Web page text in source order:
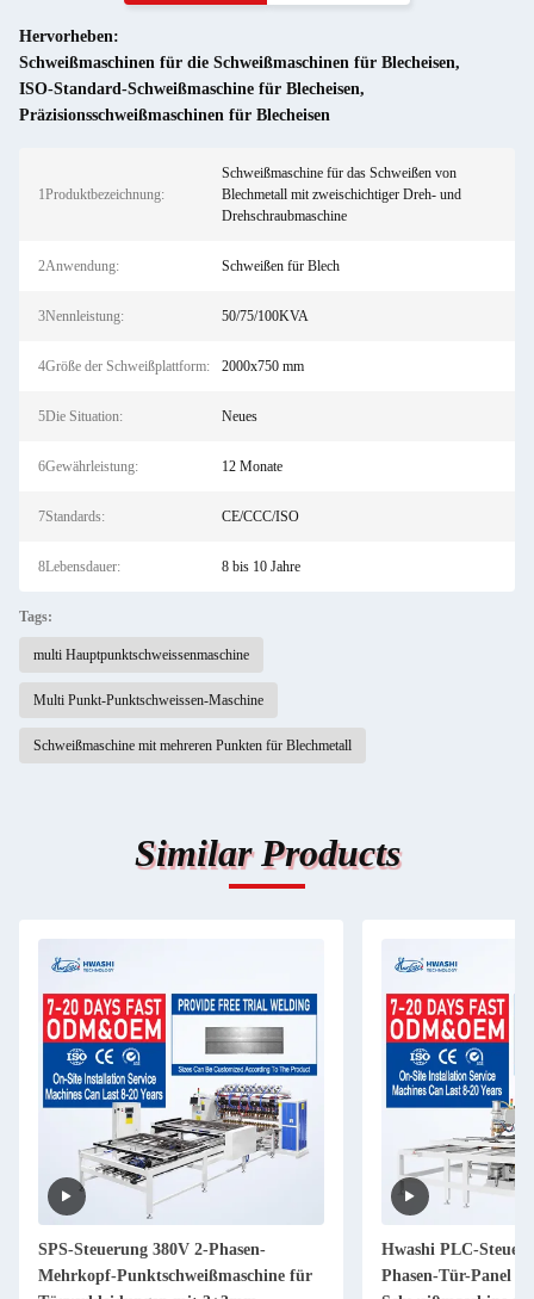
Hervorheben:
Schweißmaschinen für die Schweißmaschinen für Blecheisen,
ISO-Standard-Schweißmaschine für Blecheisen,
Präzisionsschweißmaschinen für Blecheisen
1Produktbezeichnung:
Schweißmaschine für das Schweißen von
Blechmetall mit zweischichtiger Dreh- und
Drehschraubmaschine
2Anwendung: Schweißen für Blech
3Nennleistung: 50/75/100KVA
4Größe der Schweißplattform: 2000x750 mm
5Die Situation: Neues
6Gewährleistung: 12 Monate
7Standards: CE/CCC/ISO
8Lebensdauer: 8 bis 10 Jahre
Tags:
multi Hauptpunktschweissenmaschine
Multi Punkt-Punktschweissen-Maschine
Schweißmaschine mit mehreren Punkten für Blechmetall
Similar Products
SPS-Steuerung 380V 2-Phasen-
Mehrkopf-Punktschweißmaschine für
Hwashi PLC-
Phasen-Tür-Panel